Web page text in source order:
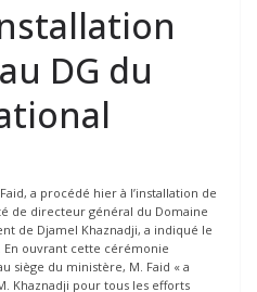
DG du
a procédé hier à l’installation de
de directeur général du Domaine
de Djamel Khaznadji, a indiqué le
ouvrant cette cérémonie
siège du ministère, M. Faid « a
Khaznadji pour tous les efforts